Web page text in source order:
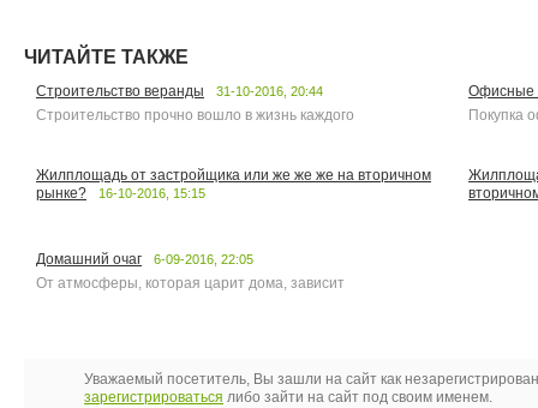
ЧИТАЙТЕ ТАКЖЕ
Строительство веранды 31-10-2016, 20:44
Строительство прочно вошло в жизнь каждого
Офисные
Покупка
Жилплощадь от застройщика или же же же на вторичном
рынке?
16-10-2016, 15:15
Домашний очаг 6-09-2016, 22:05
От атмосферы, которая царит дома, зависит
Уважаемый посетитель, Вы зашли на сайт как
зарегистрироваться либо зайти на сайт под своим именем.